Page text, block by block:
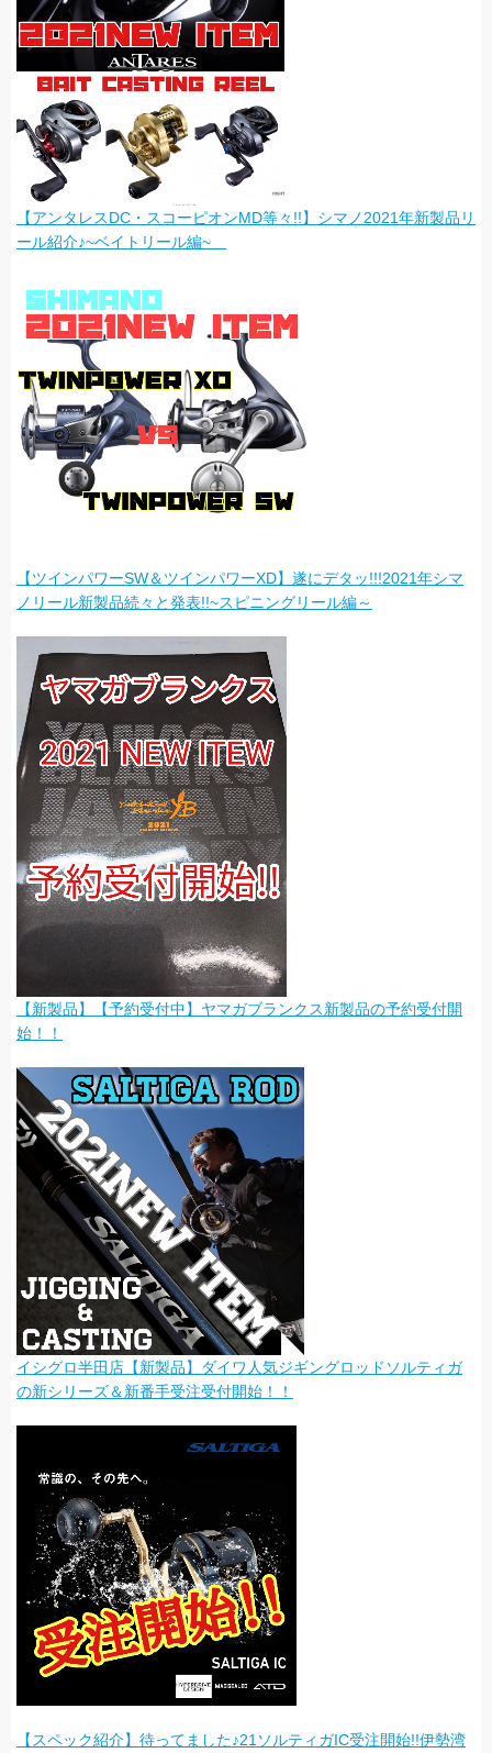
【アンタレスDC・スコーピオンMD等々!!】シマノ2021年新製品リ
ール紹介♪~ベイトリール編~
【ツインパワーSW＆ツインパワーXD】遂にデタッ!!!2021年シマ
ノリール新製品続々と発表!!~スピニングリール編～
【新製品】【予約受付中】ヤマガブランクス新製品の予約受付開
始！！
イシグロ半田店【新製品】ダイワ人気ジギングロッドソルティガ
の新シリーズ＆新番手受注受付開始！！
【スペック紹介】待ってました♪21ソルティガIC受注開始!!伊勢湾